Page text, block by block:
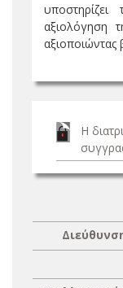
αξιολόγηση
αξιοποιώντας
Η